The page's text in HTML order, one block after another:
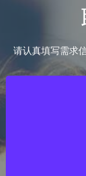
请认真填写需求